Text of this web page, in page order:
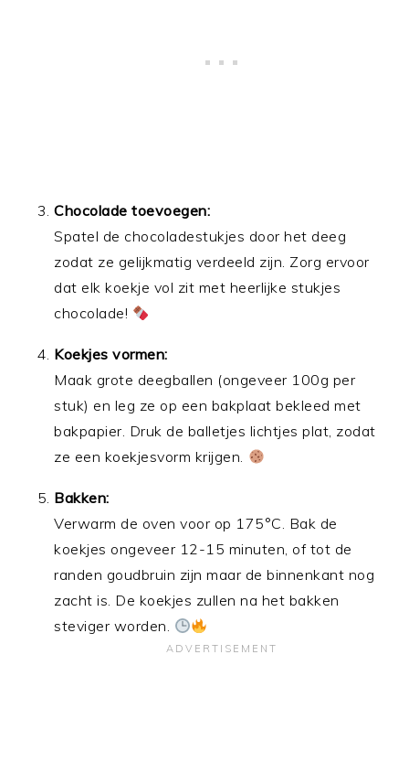
Chocolade toevoegen:
Spatel de chocoladestukjes door het deeg
zodat ze gelijkmatig verdeeld zijn. Zorg ervoor
dat elk koekje vol zit met heerlijke stukjes
chocolade!
Koekjes vormen:
Maak grote deegballen (ongeveer 100g per
stuk) en leg ze op een bakplaat bekleed met
bakpapier. Druk de balletjes lichtjes plat, zodat
ze een koekjesvorm krijgen.
Bakken:
Verwarm de oven voor op 175°C. Bak de
koekjes ongeveer 12-15 minuten, of tot de
randen goudbruin zijn maar de binnenkant nog
zacht is. De koekjes zullen na het bakken
steviger worden.